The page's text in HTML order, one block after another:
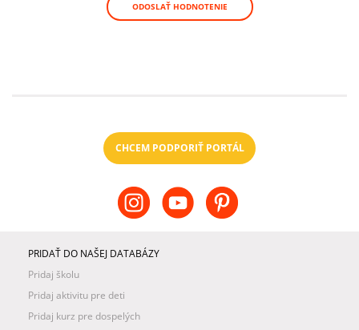
ODOSLAŤ HODNOTENIE
CHCEM PODPORIŤ PORTÁL
PRIDAŤ DO NAŠEJ DATABÁZY
Pridaj školu
Pridaj aktivitu pre deti
Pridaj kurz pre dospelých